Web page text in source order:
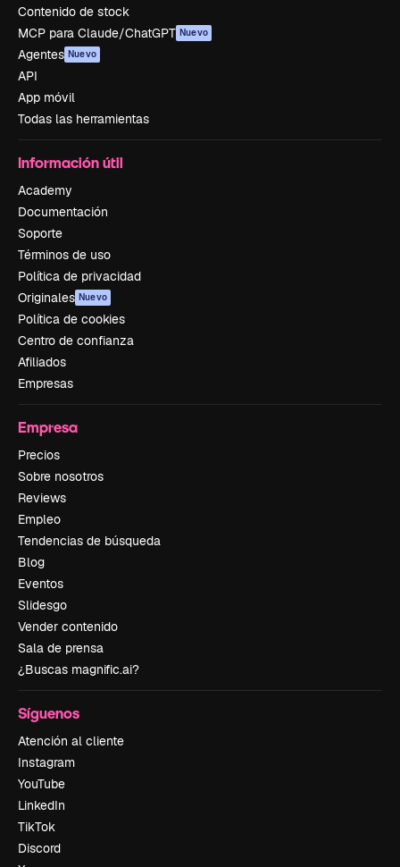
Contenido de stock
MCP para Claude/ChatGPT Nuevo
Agentes Nuevo
API
App móvil
Todas las herramientas
Información útil
Academy
Documentación
Soporte
Términos de uso
Política de privacidad
Originales Nuevo
Política de cookies
Centro de confianza
Afiliados
Empresas
Empresa
Precios
Sobre nosotros
Reviews
Empleo
Tendencias de búsqueda
Blog
Eventos
Slidesgo
Vender contenido
Sala de prensa
¿Buscas magnific.ai?
Síguenos
Atención al cliente
Instagram
YouTube
LinkedIn
TikTok
Discord